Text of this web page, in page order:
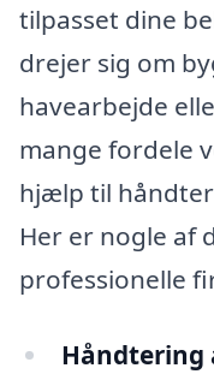
tilpasset dine
drejer sig om
havearbejde
mange fordele
hjælp til
Her er nogle af
professionelle
Håndtering